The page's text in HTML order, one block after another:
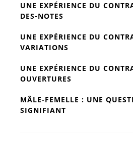
UNE EXPÉRIENCE DU
DES-NOTES
UNE EXPÉRIENCE DU
VARIATIONS
UNE EXPÉRIENCE DU
OUVERTURES
MÂLE-FEMELLE : UNE
SIGNIFIANT